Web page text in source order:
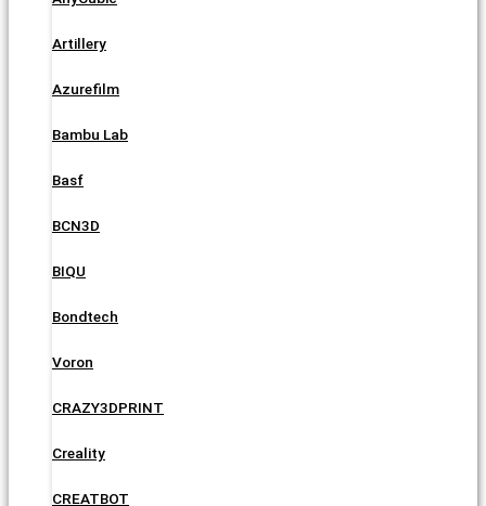
Artillery
Azurefilm
Bambu Lab
Basf
BCN3D
BIQU
Bondtech
Voron
CRAZY3DPRINT
Creality
CREATBOT